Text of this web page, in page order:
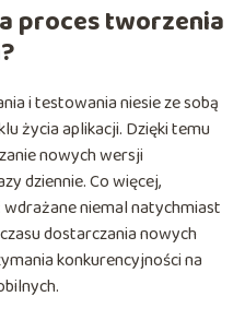
proces tworzenia
i testowania niesie ze sobą
życia aplikacji. Dzięki temu
nowych wersji
dziennie. Co więcej,
niemal natychmiast
dostarczania nowych
konkurencyjności na